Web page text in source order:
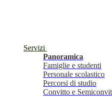
Servizi
Panoramica
Famiglie e studenti
Personale scolastico
Percorsi di studio
Convitto e